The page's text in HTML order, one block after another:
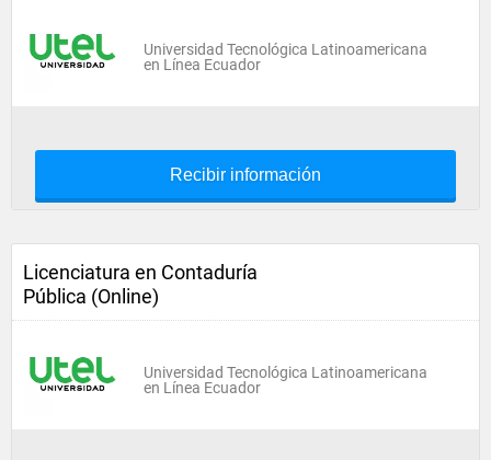
Universidad Tecnológica Latinoamericana
en Línea Ecuador
Recibir información
Licenciatura en Contaduría
Pública (Online)
Universidad Tecnológica Latinoamericana
en Línea Ecuador